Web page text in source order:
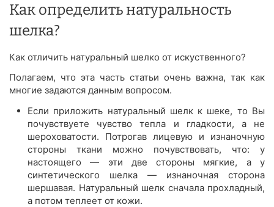
Как определить натуральность
шелка?
Как отличить натуральный шелко от искуственного?
Полагаем, что эта часть статьи очень важна, так как
многие задаются данным вопросом.
Если приложить натуральный шелк к шеке, то Вы
почувствуете чувство тепла и гладкости, а не
шероховатости. Потрогав лицевую и изнаночную
стороны ткани можно почувствовать, что: у
настоящего — эти две стороны мягкие, а у
синтетического шелка — изнаночная сторона
шершавая. Натуральный шелк сначала прохладный,
а потом теплеет от кожи.